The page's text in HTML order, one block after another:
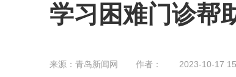
学习困难门诊帮
来源： 青岛新闻网 作者： 2023-10-17